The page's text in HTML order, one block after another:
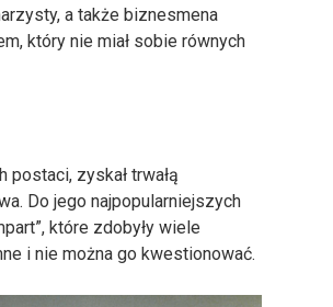
a także biznesmena
który nie miał sobie równych
postaci, zyskał trwałą
Do jego najpopularniejszych
które zdobyły wiele
i nie można go kwestionować.